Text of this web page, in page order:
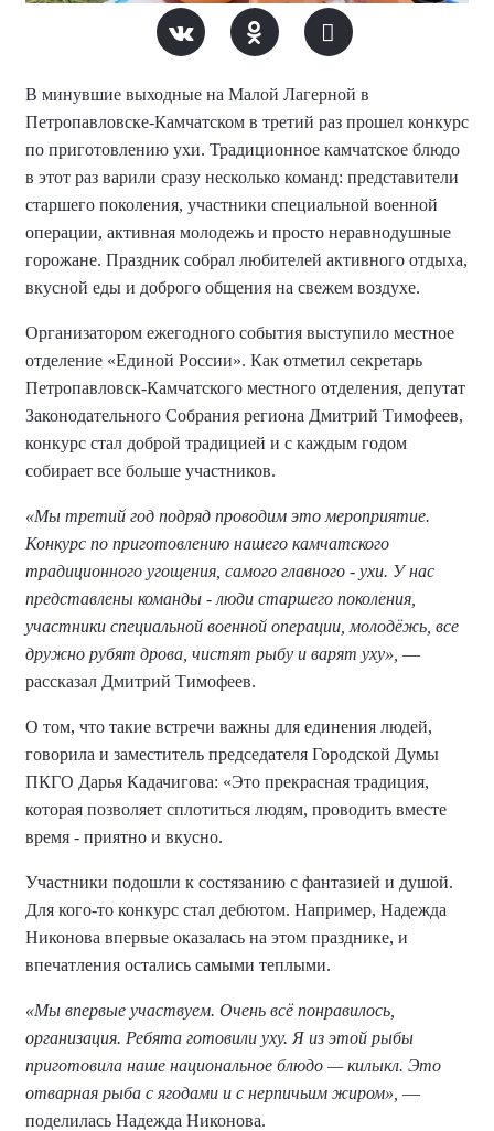
В минувшие выходные на Малой Лагерной в
Петропавловске-Камчатском в третий раз прошел конкурс
по приготовлению ухи. Традиционное камчатское блюдо
в этот раз варили сразу несколько команд: представители
старшего поколения, участники специальной военной
операции, активная молодежь и просто неравнодушные
горожане. Праздник собрал любителей активного отдыха,
вкусной еды и доброго общения на свежем воздухе.
Организатором ежегодного события выступило местное
отделение «Единой России». Как отметил секретарь
Петропавловск-Камчатского местного отделения, депутат
Законодательного Собрания региона Дмитрий Тимофеев,
конкурс стал доброй традицией и с каждым годом
собирает все больше участников.
«Мы третий год подряд проводим это мероприятие.
Конкурс по приготовлению нашего камчатского
традиционного угощения, самого главного - ухи. У нас
представлены команды - люди старшего поколения,
участники специальной военной операции, молодёжь, все
дружно рубят дрова, чистят рыбу и варят уху», —
рассказал Дмитрий Тимофеев.
О том, что такие встречи важны для единения людей,
говорила и заместитель председателя Городской Думы
ПКГО Дарья Кадачигова: «Это прекрасная традиция,
которая позволяет сплотиться людям, проводить вместе
время - приятно и вкусно.
Участники подошли к состязанию с фантазией и душой.
Для кого-то конкурс стал дебютом. Например, Надежда
Никонова впервые оказалась на этом празднике, и
впечатления остались самыми теплыми.
«Мы впервые участвуем. Очень всё понравилось,
организация. Ребята готовили уху. Я из этой рыбы
приготовила наше национальное блюдо — килыкл. Это
отварная рыба с ягодами и с нерпичьим жиром», —
поделилась Надежда Никонова.